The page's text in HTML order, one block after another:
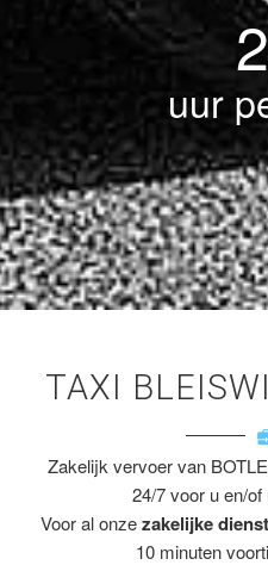
uur
TAXI
Zakelijk vervoer van
24/7 voor u en/
Voor al onzezakelijke
10 minuten